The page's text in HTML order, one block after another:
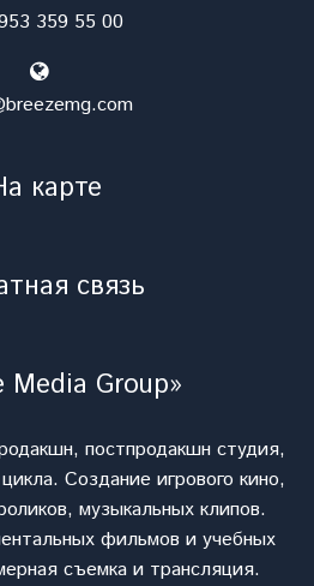
359 55 00
карте
связь
Media Group»
постпродакшн студия,
Cоздание игрового кино,
музыкальных клипов.
фильмов и учебных
съемка и трансляция.